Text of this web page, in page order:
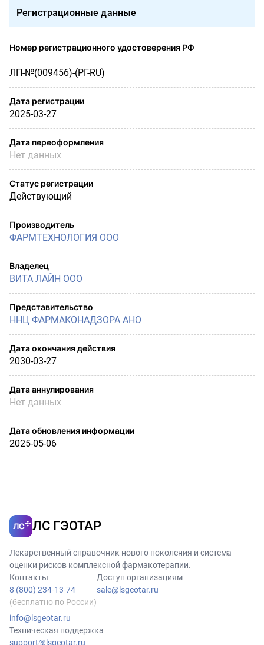
Регистрационные данные
Номер регистрационного удостоверения РФ
ЛП-№(009456)-(РГ-RU)
Дата регистрации
2025-03-27
Дата переоформления
Нет данных
Статус регистрации
Действующий
Производитель
ФАРМТЕХНОЛОГИЯ ООО
Владелец
ВИТА ЛАЙН ООО
Представительство
ННЦ ФАРМАКОНАДЗОРА АНО
Дата окончания действия
2030-03-27
Дата аннулирования
Нет данных
Дата обновления информации
2025-05-06
ЛС ГЭОТАР
Лекарственный справочник нового поколения и система
оценки рисков комплексной фармакотерапии.
Контакты
8 (800) 234-13-74
(бесплатно по России)
info@lsgeotar.ru
Доступ организациям
sale@lsgeotar.ru
Техническая поддержка
support@lsgeotar.ru